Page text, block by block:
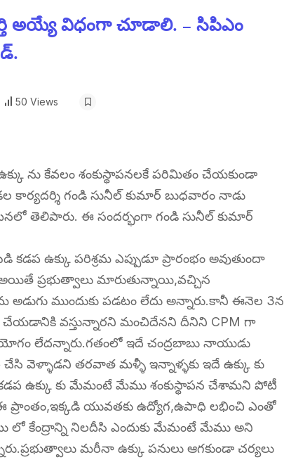
అయ్యే విధంగా చూడాలి. – సిపిఎం
50 Views
ను కేవలం శంకుస్థాపనలకే పరిమితం చేయకుండా
కార్యదర్శి గండి సునీల్ కుమార్ బుధవారం నాడు
తెలిపారు. ఈ సందర్భంగా గండి సునీల్ కుమార్
ఉక్కు పరిశ్రమ ఎప్పుడూ ప్రారంభం అవుతుందా
ప్రభుత్వాలు మారుతున్నాయి,వచ్చిన
అడుగు ముందుకు పడటం లేదు అన్నారు.కానీ ఈనెల 3న
చేయడానికి వస్తున్నారని మంచిదేనని దీనిని CPM గా
లేదన్నారు.గతంలో ఇదే చంద్రబాబు నాయుడు
వెళ్ళాడని తరవాత మళ్ళీ ఇన్నాళ్ళకు ఇదే ఉక్కు కు
కడప ఉక్కు కు మేమంటే మేము శంకుస్థాపన చేశామని పోటీ
ప్రాంతం,ఇక్కడి యువతకు ఉద్యోగ,ఉపాధి లభించి ఎంతో
లో కేంద్రాన్ని నిలదీసి ఎందుకు మేమంటే మేము అని
మరీనా ఉక్కు పనులు ఆగకుండా చర్యలు